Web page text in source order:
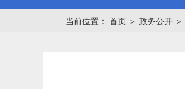
当前位置： 首页 ＞ 政务公开 ＞